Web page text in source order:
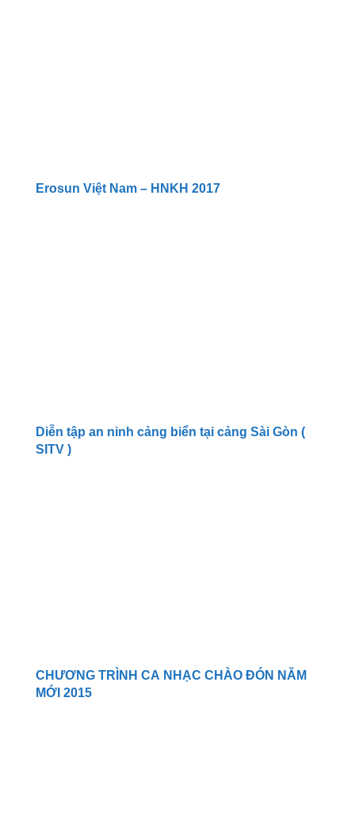
Erosun Việt Nam – HNKH 2017
Diễn tập an ninh cảng biển tại cảng Sài Gòn (
SITV )
CHƯƠNG TRÌNH CA NHẠC CHÀO ĐÓN NĂM
MỚI 2015